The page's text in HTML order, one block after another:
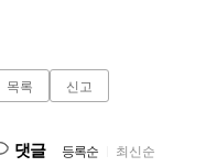
목록 신고
댓글 등록순 최신순